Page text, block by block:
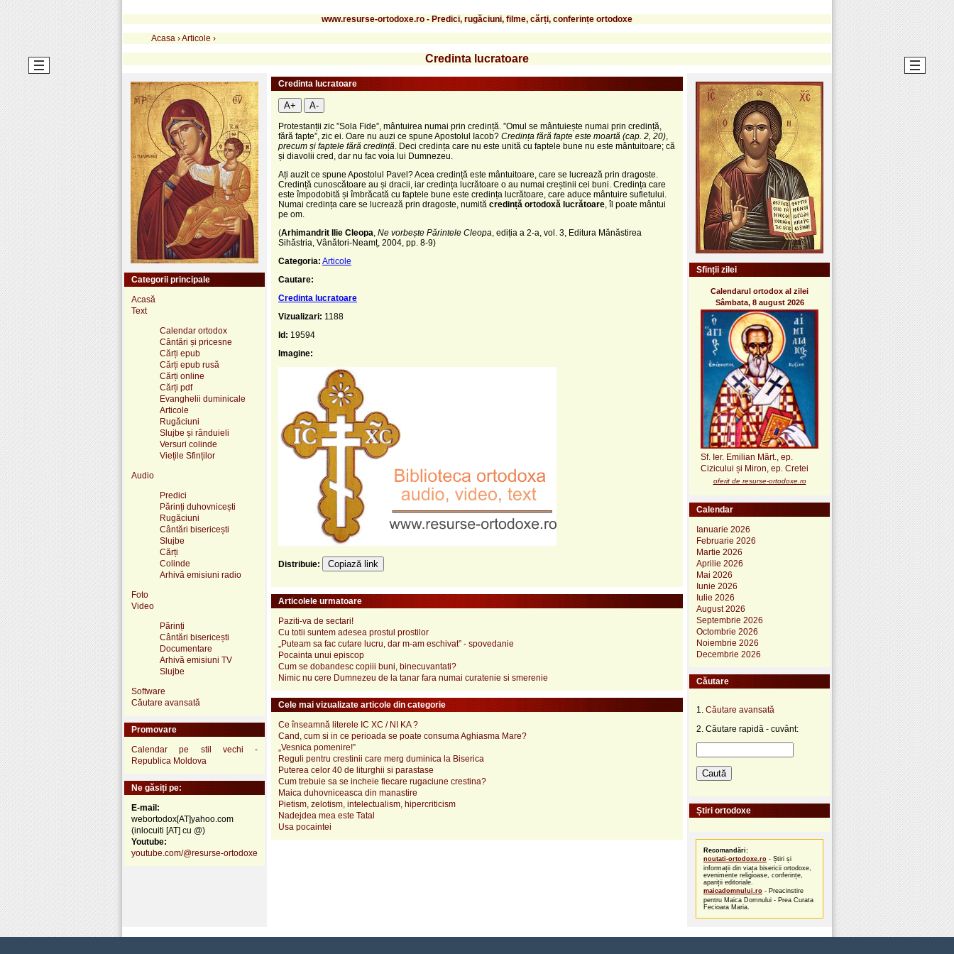
www.resurse-ortodoxe.ro - Predici, rugăciuni, filme, cărți, conferințe ortodoxe
Acasa ›Articole ›
Credinta lucratoare
Credinta lucratoare
A+ A-
Protestanții zic ”Sola Fide”, mântuirea numai prin credință. ”Omul se mântuiește numai prin credință,
fără fapte”, zic ei. Oare nu auzi ce spune Apostolul Iacob? Credința fără fapte este moartă (cap. 2, 20)
precum și faptele fără credință . Deci credința care nu este unită cu faptele bune nu este mântuitoare; că
și diavolii cred, dar nu fac voia lui Dumnezeu.
Ați auzit ce spune Apostolul Pavel? Acea credință este mântuitoare, care se lucrează prin dragoste.
Credință cunoscătoare au și dracii, iar credința lucrătoare o au numai creștinii cei buni. Credința care
este împodobită și îmbrăcată cu faptele bune este credința lucrătoare, care aduce mântuire sufletului.
Numai credința care se lucrează prin dragoste, numită credință ortodoxă lucrătoare , îl poate mântui
pe om.
(Arhimandrit Ilie Cleopa Ne vorbește Părintele Cleopa , ediția a 2-a, vol. 3, Editura Mănăstirea
Sihăstria, Vânători-Neamț, 2004, pp. 8-9)
Categoria: Articole
Cautare:
Credinta lucratoare
Vizualizari: 1188
Id: 19594
Imagine:
Distribuie: Copiază link
Articolele urmatoare
Paziti-va de sectari!
Cu totii suntem adesea prostul prostilor
„Puteam sa fac cutare lucru, dar m-am eschivat” - spovedanie
Pocainta unui episcop
Cum se dobandesc copiii buni, binecuvantati?
Nimic nu cere Dumnezeu de la tanar fara numai curatenie si smerenie
Cele mai vizualizate articole din categorie
Ce înseamnă literele IC XC / NI KA ?
Cand, cum si in ce perioada se poate consuma Aghiasma Mare?
„Vesnica pomenire!”
Reguli pentru crestinii care merg duminica la Biserica
Puterea celor 40 de liturghii si parastase
Cum trebuie sa se incheie fiecare rugaciune crestina?
Maica duhovniceasca din manastire
Pietism, zelotism, intelectualism, hipercriticism
Nadejdea mea este Tatal
Usa pocaintei
Categorii principale
Acasă
Text
Calendar ortodox
Cântări și pricesne
Cărți epub
Cărți epub rusă
Cărți online
Cărți pdf
Evanghelii duminicale
Articole
Rugăciuni
Slujbe și rânduieli
Versuri colinde
Viețile Sfinților
Audio
Predici
Părinți duhovnicești
Rugăciuni
Cântări bisericești
Slujbe
Cărți
Colinde
Arhivă emisiuni radio
Foto
Video
Părinți
Cântări bisericești
Documentare
Arhivă emisiuni TV
Slujbe
Software
Căutare avansată
Promovare
Calendar pe stil vechi -
Republica Moldova
Ne găsiți pe:
E-mail:
webortodox[AT]yahoo.com
(inlocuiti [AT] cu @)
Youtube:
youtube.com/@resurse-ortodoxe
Sfinții zilei
Calendarul ortodox al zilei
Sâmbata, 8 august 2026
Sf. Ier. Emilian Mărt., ep.
Cizicului și Miron, ep. Cretei
oferit de resurse-ortodoxe.ro
Calendar
Ianuarie 2026
Februarie 2026
Martie 2026
Aprilie 2026
Mai 2026
Iunie 2026
Iulie 2026
August 2026
Septembrie 2026
Octombrie 2026
Noiembrie 2026
Decembrie 2026
Căutare
1. Căutare avansată
2. Căutare rapidă - cuvânt:
Știri ortodoxe
Recomandări:
noutati-ortodoxe.ro - Știri și
informații din viața bisericii ortodoxe,
evenimente religioase, conferințe,
apariții editoriale.
maicadomnului.ro - Preacinstire
pentru Maica Domnului - Prea Curata
Fecioara Maria.